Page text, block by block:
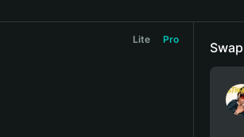
Lite Pro
Swap